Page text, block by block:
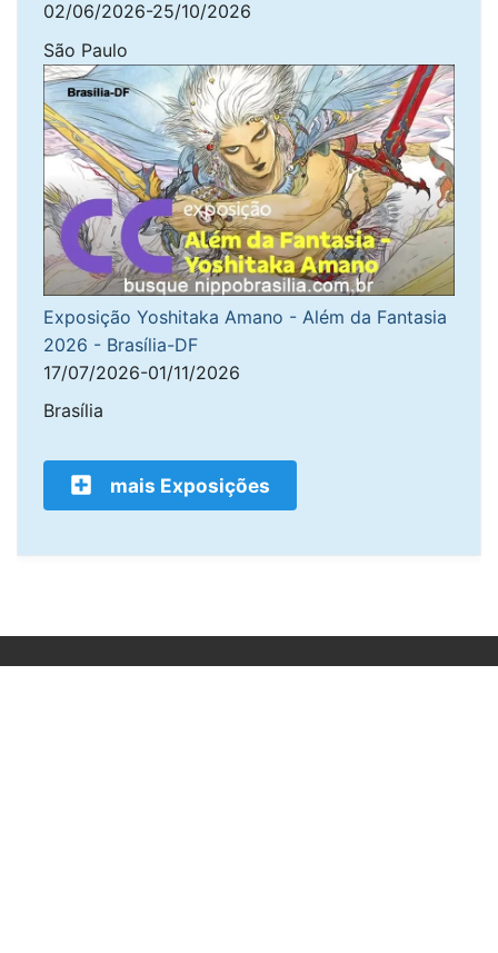
02/06/2026-25/10/2026
São Paulo
Exposição Yoshitaka Amano - Além da Fantasia
2026 - Brasília-DF
17/07/2026-01/11/2026
Brasília
mais Exposições